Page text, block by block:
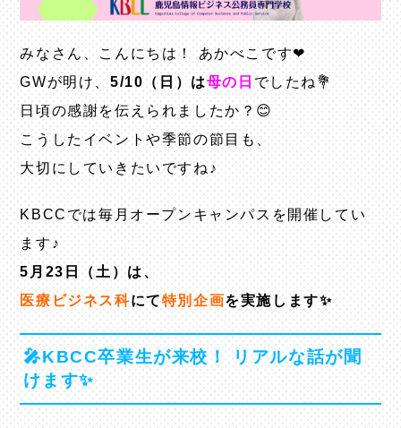
みなさん、こんにちは！ あかべこです❤
GWが明け、 5/10（日）は母の日 でしたね💐
日頃の感謝を伝えられましたか？😊
こうしたイベントや季節の節目も、
大切にしていきたいですね♪
KBCCでは毎月オープンキャンパスを開催してい
ます♪
5月23日（土）は、
医療ビジネス科にて特別企画を実施します✨
🎤KBCC卒業生が来校！ リアルな話が聞
けます✨